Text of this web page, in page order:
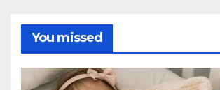
You missed